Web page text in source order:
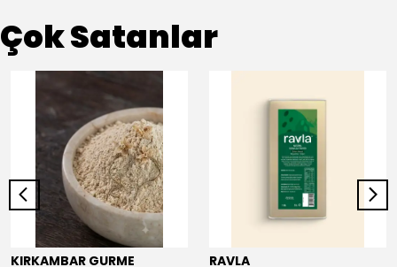
Çok Satanlar
KIRKAMBAR GURME RAVLA